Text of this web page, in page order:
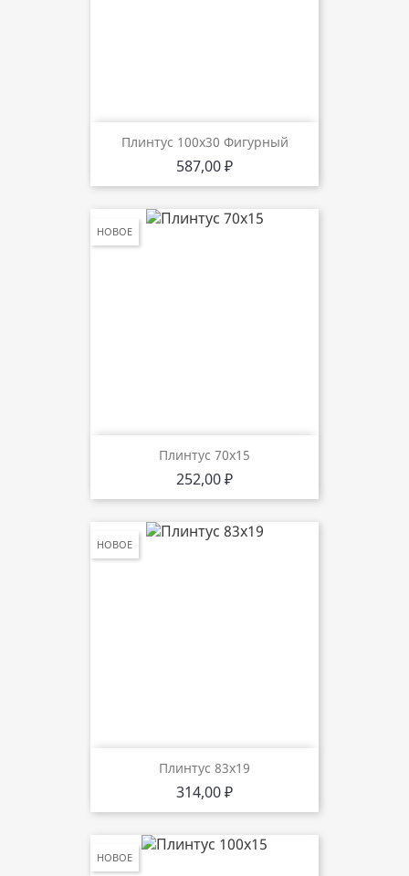
Плинтус 100х30 Фигурный
Цена
587,00 ₽
Плинтус 70х15
Цена
252,00 ₽
НОВОЕ
Плинтус 83х19
Цена
314,00 ₽
НОВОЕ
НОВОЕ